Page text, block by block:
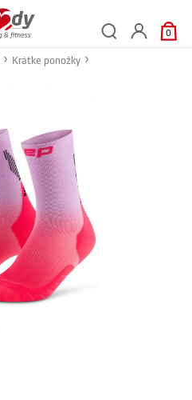
0
Krátke ponožky